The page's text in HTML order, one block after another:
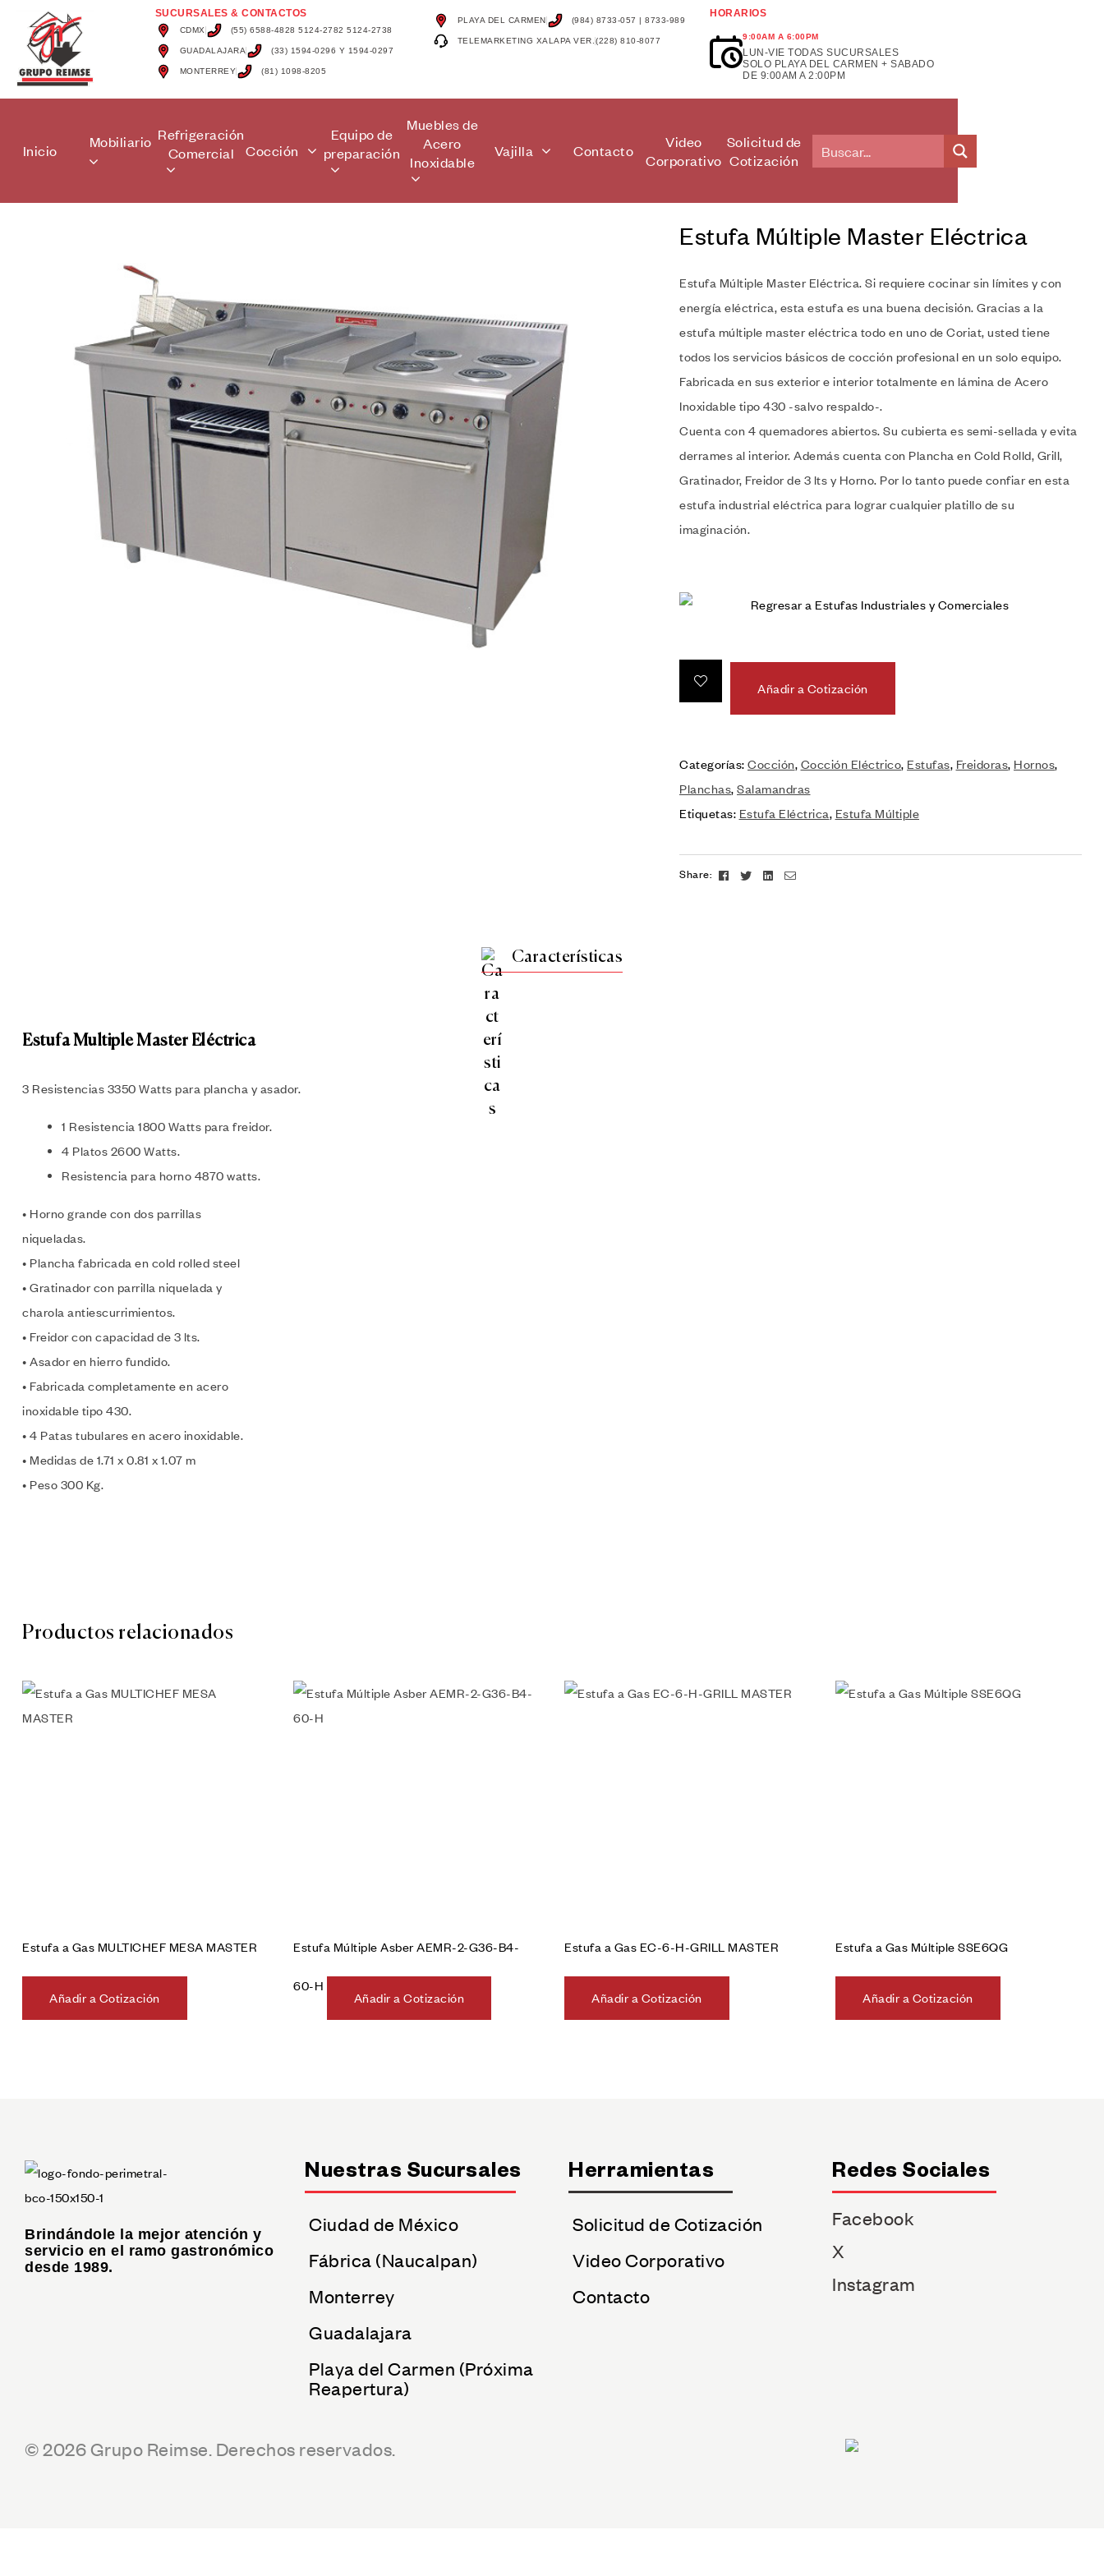
SUCURSALES & CONTACTOS
CDMX (55) 6588-4828 5124-2782 5124-2738
GUADALAJARA (33) 1594-0296 Y 1594-0297
MONTERREY (81) 1098-8205
PLAYA DEL CARMEN (984) 8733-057 | 8733-989
TELEMARKETING XALAPA VER. (228) 810-8077
HORARIOS
9:00AM A 6:00PM
LUN-VIE TODAS SUCURSALES
SOLO PLAYA DEL CARMEN + SABADO
DE 9:00AM A 2:00PM
Inicio
Mobiliario Refrigeración
Comercial
Cocción
Equipo de
preparación
Muebles de
Acero
Inoxidable
Vajilla Contacto
Video
Corporativo
Solicitud de
Cotización
Estufa Múltiple Master Eléctrica
Estufa Múltiple Master Eléctrica. Si requiere cocinar sin límites y con
energía eléctrica, esta estufa es una buena decisión. Gracias a la
estufa múltiple master eléctrica todo en uno de Coriat, usted tiene
todos los servicios básicos de cocción profesional en un solo equipo.
Fabricada en sus exterior e interior totalmente en lámina de Acero
Inoxidable tipo 430 -salvo respaldo-.
Cuenta con 4 quemadores abiertos. Su cubierta es semi-sellada y evita
derrames al interior. Además cuenta con Plancha en Cold Rolld, Grill,
Gratinador, Freidor de 3 lts y Horno. Por lo tanto puede confiar en esta
estufa industrial eléctrica para lograr cualquier platillo de su
imaginación.
Regresar a Estufas Industriales y Comerciales
Añadir a Cotización
Categorías: Cocción, Cocción Eléctrico, Estufas, Freidoras, Hornos,
Planchas, Salamandras
Etiquetas: Estufa Eléctrica, Estufa Múltiple
Share: FacebookTwitterLinkedin
Email
Características
Estufa Multiple Master Eléctrica
3 Resistencias 3350 Watts para plancha y asador.
1 Resistencia 1800 Watts para freidor.
4 Platos 2600 Watts.
Resistencia para horno 4870 watts.
• Horno grande con dos parrillas
niqueladas.
• Plancha fabricada en cold rolled steel
• Gratinador con parrilla niquelada y
charola antiescurrimientos.
• Freidor con capacidad de 3 lts.
• Asador en hierro fundido.
• Fabricada completamente en acero
inoxidable tipo 430.
• 4 Patas tubulares en acero inoxidable.
• Medidas de 1.71 x 0.81 x 1.07 m
• Peso 300 Kg.
Productos relacionados
Añadir a la lista de deseos
Estufa a Gas MULTICHEF MESA MASTER
Añadir a Cotización
Estufa Múltiple Asber AEMR-2-G36-B4-
60-H
Añadir a Cotización
Añadir a la lista de deseos
Estufa a Gas EC-6-H-GRILL MASTER
Añadir a Cotización
Estufa a Gas Múltiple SSE6QG
Añadir a Cotización
Brindándole la mejor atención y
servicio en el ramo gastronómico
desde 1989.
Nuestras Sucursales
Ciudad de México
Fábrica (Naucalpan)
Monterrey
Guadalajara
Playa del Carmen (Próxima
Reapertura)
Herramientas
Solicitud de Cotización
Video Corporativo
Contacto
Redes Sociales
Facebook
X
Instagram
© 2026 Grupo Reimse. Derechos reservados.